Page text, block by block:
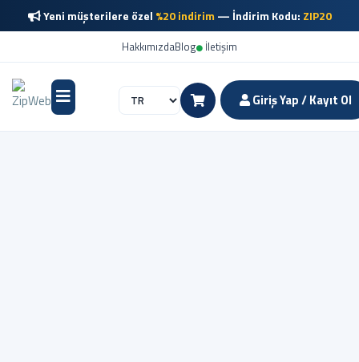
Yeni müşterilere özel %20 indirim — İndirim Kodu: ZIP20
HakkımızdaBlog İletişim
Giriş Yap / Kayıt Ol